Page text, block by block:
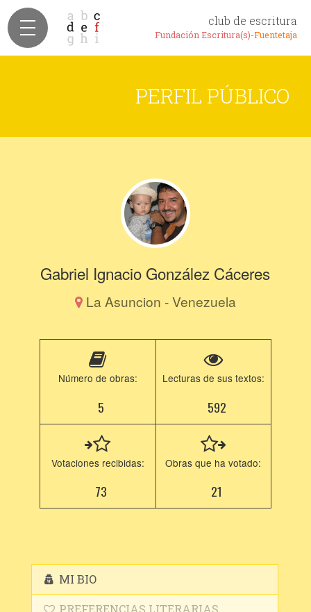
club de escritura
Fundación Escritura(s)-Fuentetaja
PERFIL PÚBLICO
Gabriel Ignacio González Cáceres
La Asuncion - Venezuela
Número de obras:
5
Lecturas de sus textos:
592
Votaciones recibidas:
73
Obras que ha votado:
21
MI BIO
PREFERENCIAS LITERARIAS